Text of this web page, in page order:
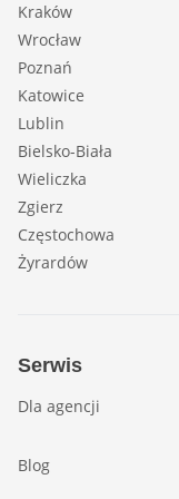
Kraków
Wrocław
Poznań
Katowice
Lublin
Bielsko-Biała
Wieliczka
Zgierz
Częstochowa
Żyrardów
Serwis
Dla agencji
Blog